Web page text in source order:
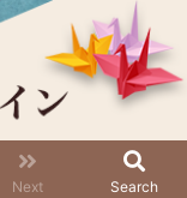
Next Search